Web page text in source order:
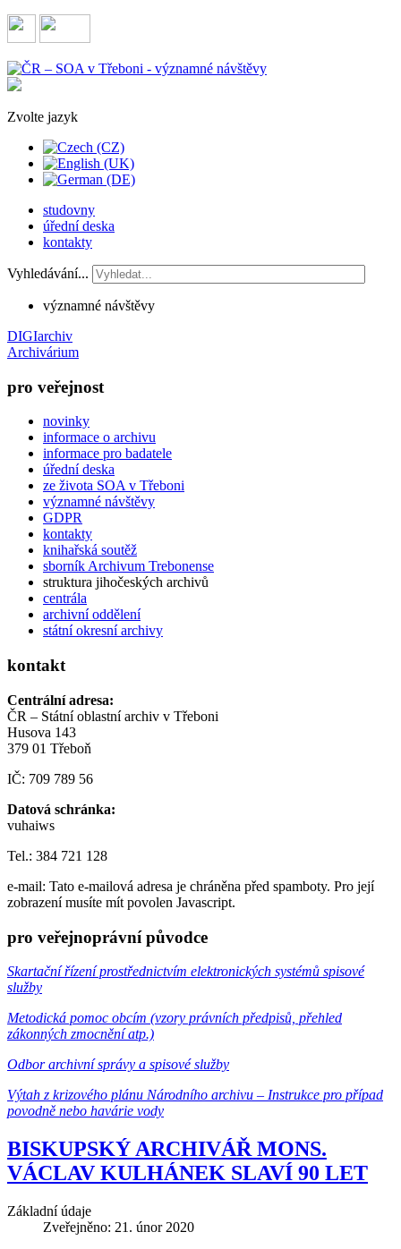
Zvolte jazyk
studovny
úřední deska
kontakty
Vyhledávání...
významné návštěvy
DIGIarchiv
Archivárium
pro veřejnost
novinky
informace o archivu
informace pro badatele
úřední deska
ze života SOA v Třeboni
významné návštěvy
GDPR
kontakty
knihařská soutěž
sborník Archivum Trebonense
struktura jihočeských archivů
centrála
archivní oddělení
státní okresní archivy
kontakt
Centrální adresa:
ČR – Státní oblastní archiv v Třeboni
Husova 143
379 01 Třeboň
IČ: 709 789 56
Datová schránka:
vuhaiws
Tel.: 384 721 128
e-mail: Tato e-mailová adresa je chráněna před spamboty. Pro její
zobrazení musíte mít povolen Javascript.
pro veřejnoprávní původce
Skartační řízení prostřednictvím elektronických systémů spisové
služby
Metodická pomoc obcím (vzory právních předpisů, přehled
zákonných zmocnění atp.)
Odbor archivní správy a spisové služby
Výtah z krizového plánu Národního archivu – Instrukce pro případ
povodně nebo havárie vody
BISKUPSKÝ ARCHIVÁŘ MONS.
VÁCLAV KULHÁNEK SLAVÍ 90 LET
Základní údaje
Zveřejněno: 21. únor 2020